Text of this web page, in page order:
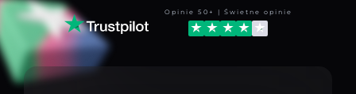
Opinie 50+ | Świetne opinie